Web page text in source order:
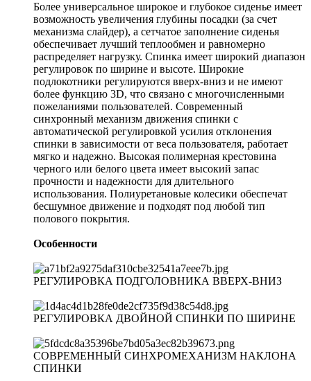
Более универсальное широкое и глубокое сиденье имеет
возможность увеличения глубины посадки (за счет
механизма слайдер), а сетчатое заполнение сиденья
обеспечивает лучший теплообмен и равномерно
распределяет нагрузку. Спинка имеет широкий диапазон
регулировок по ширине и высоте. Широкие
подлокотники регулируются вверх-вниз и не имеют
более функцию 3D, что связано с многочисленными
пожеланиями пользователей. Современный
синхронный механизм движения спинки с
автоматической регулировкой усилия отклонения
спинки в зависимости от веса пользователя, работает
мягко и надежно. Высокая полимерная крестовина
черного или белого цвета имеет высокий запас
прочности и надежности для длительного
использования. Полиуретановые колесики обеспечат
бесшумное движение и подходят под любой тип
полового покрытия.
Особенности
РЕГУЛИРОВКА ПОДГОЛОВНИКА ВВЕРХ-ВНИЗ
РЕГУЛИРОВКА ДВОЙНОЙ СПИНКИ ПО ШИРИНЕ
СОВРЕМЕННЫЙ СИНХРОМЕХАНИЗМ НАКЛОНА
СПИНКИ